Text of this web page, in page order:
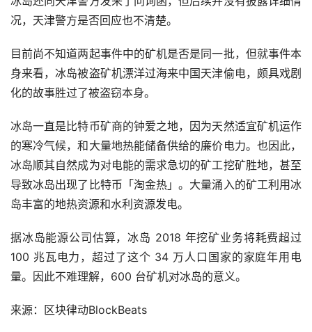
况，天津警方是否回应也不清楚。
目前尚不知道两起事件中的矿机是否是同一批，但就事件本
身来看，冰岛被盗矿机漂洋过海来中国天津偷电，颇具戏剧
化的故事胜过了被盗窃本身。
冰岛一直是比特币矿商的钟爱之地，因为天然适宜矿机运作
的寒冷气候，和大量地热能储备供给的廉价电力。也因此，
冰岛顺其自然成为对电能的需求急切的矿工挖矿胜地，甚至
导致冰岛出现了比特币「淘金热」。大量涌入的矿工利用冰
岛丰富的地热资源和水利资源发电。
据冰岛能源公司估算，冰岛 2018 年挖矿业务将耗费超过
100 兆瓦电力，超过了这个 34 万人口国家的家庭年用电
量。因此不难理解，600 台矿机对冰岛的意义。
来源： 区块律动BlockBeats